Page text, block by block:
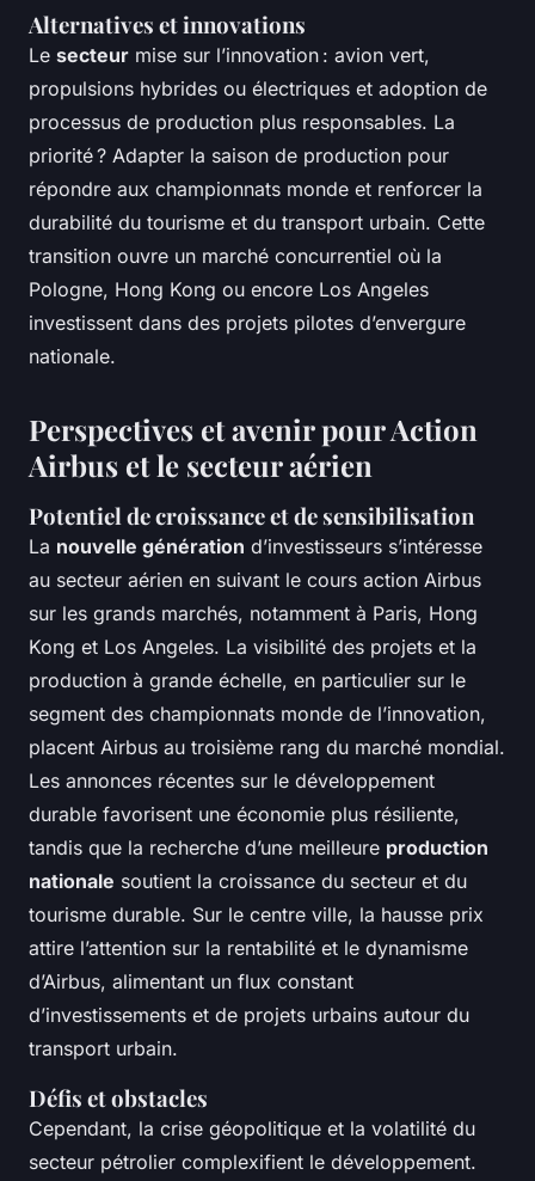
Alternatives et innovations
Le secteur mise sur l’innovation : avion vert,
propulsions hybrides ou électriques et adoption de
processus de production plus responsables. La
priorité ? Adapter la saison de production pour
répondre aux championnats monde et renforcer la
durabilité du tourisme et du transport urbain. Cette
transition ouvre un marché concurrentiel où la
Pologne, Hong Kong ou encore Los Angeles
investissent dans des projets pilotes d’envergure
nationale.
Perspectives et avenir pour Action
Airbus et le secteur aérien
Potentiel de croissance et de sensibilisation
La nouvelle génération d’investisseurs s’intéresse
au secteur aérien en suivant le cours action Airbus
sur les grands marchés, notamment à Paris, Hong
Kong et Los Angeles. La visibilité des projets et la
production à grande échelle, en particulier sur le
segment des championnats monde de l’innovation,
placent Airbus au troisième rang du marché mondial.
Les annonces récentes sur le développement
durable favorisent une économie plus résiliente,
tandis que la recherche d’une meilleure production
nationale soutient la croissance du secteur et du
tourisme durable. Sur le centre ville, la hausse prix
attire l’attention sur la rentabilité et le dynamisme
d’Airbus, alimentant un flux constant
d’investissements et de projets urbains autour du
transport urbain.
Défis et obstacles
Cependant, la crise géopolitique et la volatilité du
secteur pétrolier complexifient le développement.